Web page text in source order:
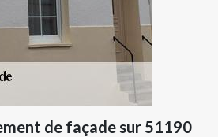
de façade sur 51190